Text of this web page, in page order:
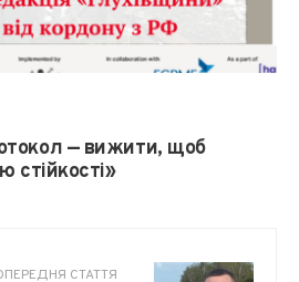
— вижити, щоб
стійкості»
СТАТТЯ